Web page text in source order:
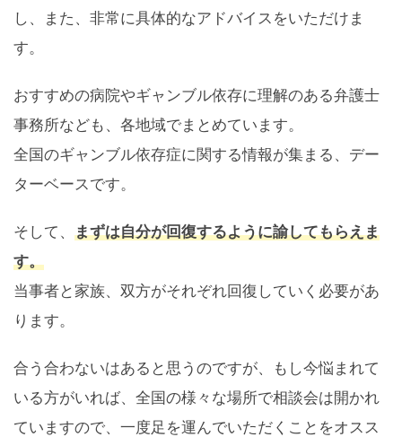
し、また、非常に具体的なアドバイスをいただけま
す。
おすすめの病院やギャンブル依存に理解のある弁護士
事務所なども、各地域でまとめています。
全国のギャンブル依存症に関する情報が集まる、デー
ターベースです。
そして、 まずは自分が回復するように諭してもらえま
す。
当事者と家族、双方がそれぞれ回復していく必要があ
ります。
合う合わないはあると思うのですが、もし今悩まれて
いる方がいれば、全国の様々な場所で相談会は開かれ
ていますので、一度足を運んでいただくことをオスス